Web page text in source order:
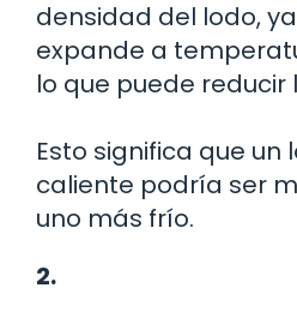
densidad del lodo,
expande a
lo que puede reducir
Esto significa que un
caliente podría ser
uno más frío.
2.